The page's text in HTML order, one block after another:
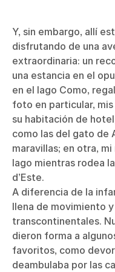
Y, sin embargo, allí
disfrutando de una
extraordinaria: un
una estancia en el
en el lago Como,
foto en particular,
su habitación de
como las del gato de
maravillas; en otra,
lago mientras rodea
d’Este.
A diferencia de la
llena de movimiento
transcontinentales.
dieron forma a
favoritos, como
deambulaba por las